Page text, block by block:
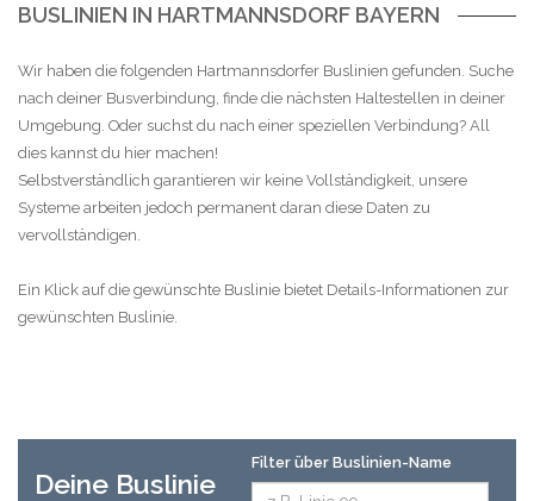
BUSLINIEN IN HARTMANNSDORF BAYERN
Wir haben die folgenden Hartmannsdorfer Buslinien gefunden. Suche
nach deiner Busverbindung, finde die nächsten Haltestellen in deiner
Umgebung. Oder suchst du nach einer speziellen Verbindung? All
dies kannst du hier machen!
Selbstverständlich garantieren wir keine Vollständigkeit, unsere
Systeme arbeiten jedoch permanent daran diese Daten zu
vervollständigen.
Ein Klick auf die gewünschte Buslinie bietet Details-Informationen zur
gewünschten Buslinie.
Deine Buslinie
Filter über Buslinien-Name